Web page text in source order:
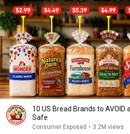
10 US Bread Brands to
Safe
Consumer Exposed • 3.2M views